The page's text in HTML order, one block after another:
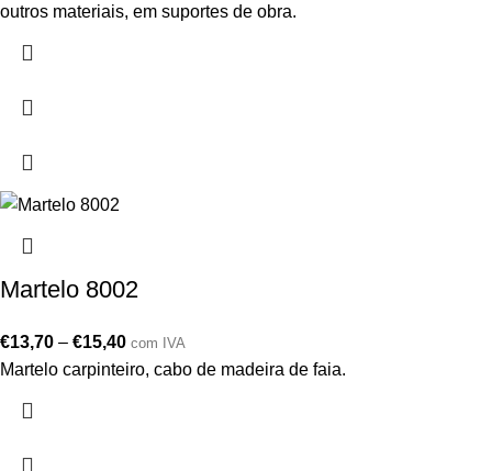
outros materiais, em suportes de obra.
Martelo 8002
€13,70 – €15,40 com IVA
Martelo carpinteiro, cabo de madeira de faia.